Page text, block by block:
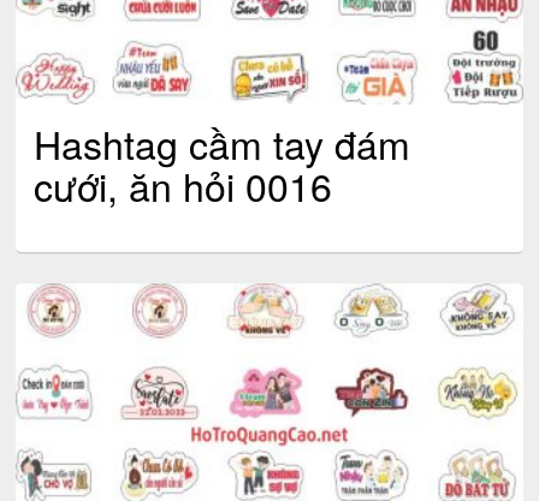
Hashtag cầm tay đám
cưới, ăn hỏi 0016